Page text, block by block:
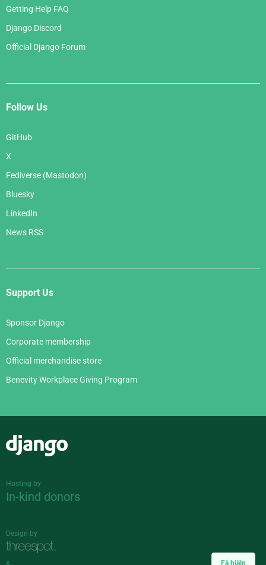
Få hjälp
Getting Help FAQ
Django Discord
Official Django Forum
Follow Us
GitHub
X
Fediverse (Mastodon)
Bluesky
LinkedIn
News RSS
Support Us
Sponsor Django
Corporate membership
Official merchandise store
Benevity Workplace Giving Program
Hosting by
In-kind donors
Design by